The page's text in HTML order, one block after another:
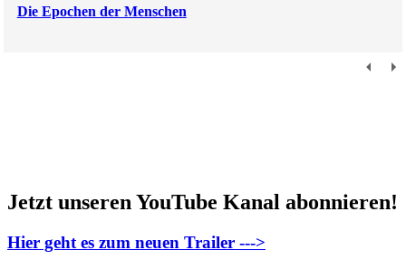
Die Epochen der Menschen
Jetzt unseren YouTube Kanal abonnieren!
Hier geht es zum neuen Trailer --->